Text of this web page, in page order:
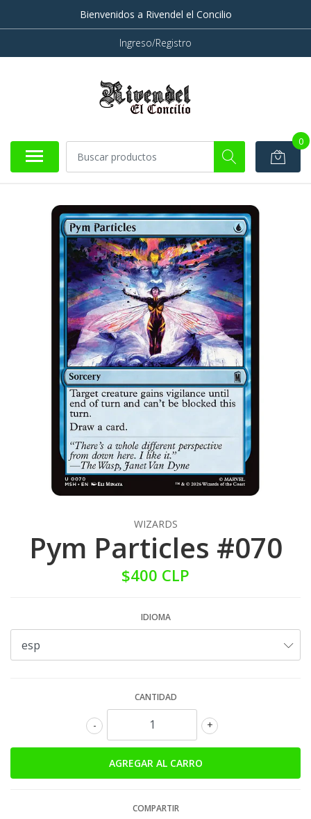
Bienvenidos a Rivendel el Concilio
Ingreso/Registro
0
WIZARDS
Pym Particles #070
$400 CLP
IDIOMA
CANTIDAD
+
-
COMPARTIR